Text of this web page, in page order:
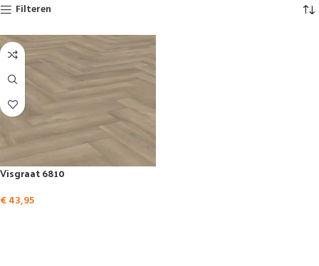
Filteren
Visgraat 6810
€43,95